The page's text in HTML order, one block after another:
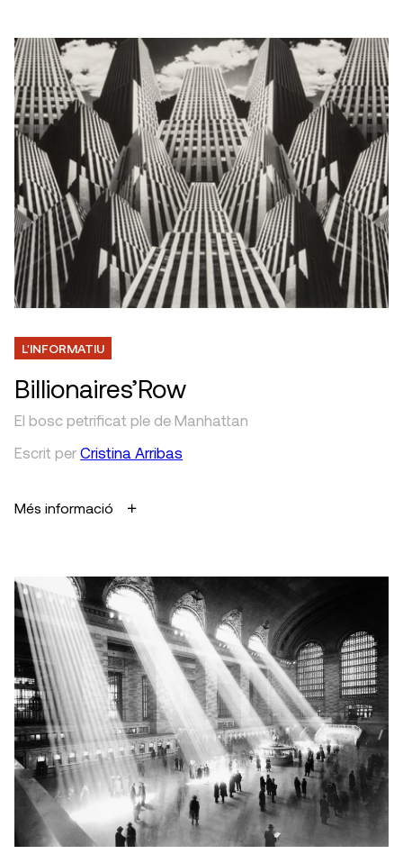
L'INFORMATIU
Billionaires’Row
El bosc petrificat ple de Manhattan
Escrit per Cristina Arribas
Més informació